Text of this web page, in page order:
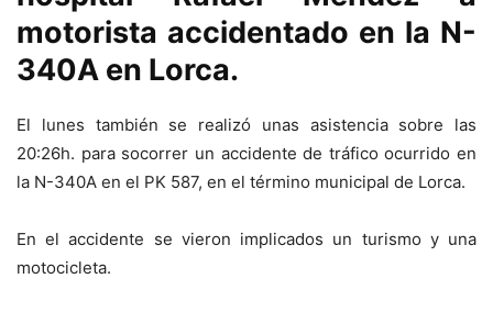
motorista accidentado en la N-
340A en Lorca.
El lunes también se realizó unas asistencia sobre las
20:26h. para socorrer un accidente de tráfico ocurrido en
la N-340A en el PK 587, en el término municipal de Lorca.
En el accidente se vieron implicados un turismo y una
motocicleta.